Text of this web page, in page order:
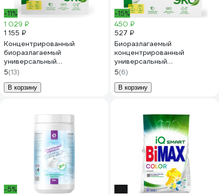
-11%
1 029 ₽
1 155 ₽
Концентрированный
биоразлагаемый
универсальный
гипоаллергенный порошок
SYNERGETIC 50 стирок
4607971450726 109005
5(13)
В корзину
-15%
450 ₽
527 ₽
Биоразлагаемый
концентрированный
универсальный
гипоаллергенный порошок
SYNERGETIC 20 стирок
109003avt
5(6)
В корзину
-5%